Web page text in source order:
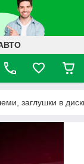
заглушки в